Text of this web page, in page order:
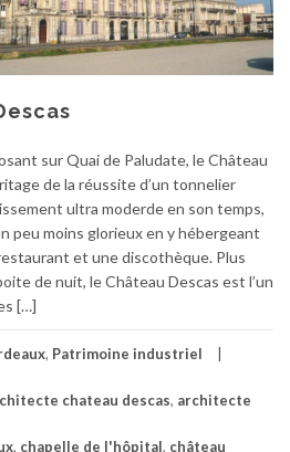
sur Quai de Paludate, le Château
de la réussite d’un tonnelier
ultra moderde en son temps,
peu moins glorieux en y hébergeant
et une discothèque. Plus
de nuit, le Château Descas est l’un
[…]
, Patrimoine industriel
chateau descas, architecte
, chapelle de l'hôpital, château